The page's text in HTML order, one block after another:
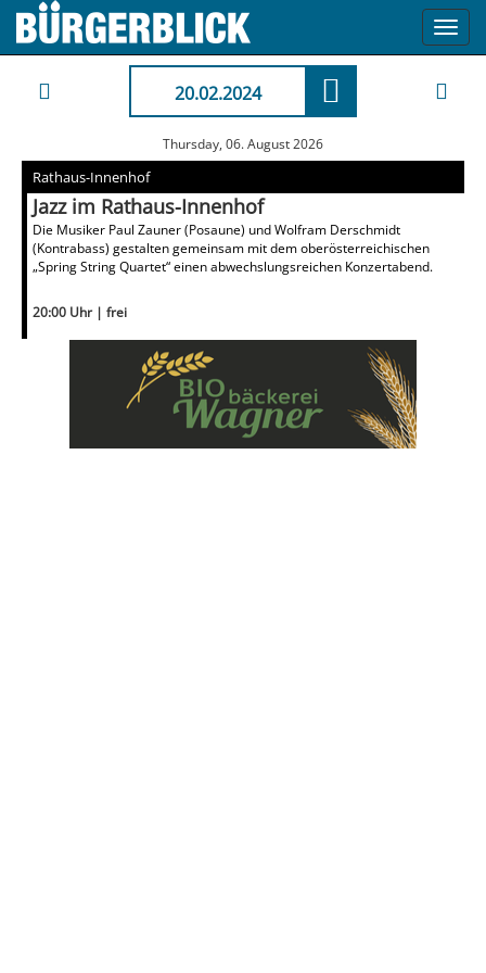
20.02.2024
Thursday, 06. August 2026
Rathaus-Innenhof
Jazz im Rathaus-Innenhof
Die Musiker Paul Zauner (Posaune) und Wolfram Derschmidt
(Kontrabass) gestalten gemeinsam mit dem oberösterreichischen
„Spring String Quartet“ einen abwechslungsreichen Konzertabend.
20:00 Uhr | frei